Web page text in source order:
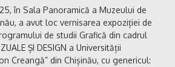
în Sala Panoramică a Muzeului de
a avut loc vernisarea expoziției de
de studii Grafică din cadrul
ȘI DESIGN a Universității
Creangă” din Chișinău, cu genericul: